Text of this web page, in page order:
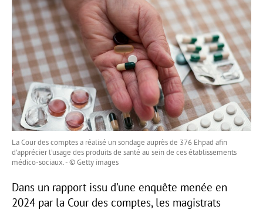
La Cour des comptes a réalisé un sondage auprès de 376 Ehpad afin
d'apprécier l’usage des produits de santé au sein de ces établissements
médico-sociaux. - © Getty images
Dans un rapport issu d'une enquête menée en
2024 par la Cour des comptes, les magistrats